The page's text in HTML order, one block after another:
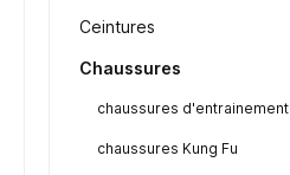
Ceintures
Chaussures
chaussures d'entrainement
chaussures Kung Fu